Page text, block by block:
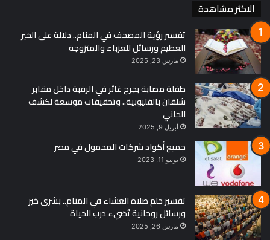
الاكثر مشاهدة
تفسير رؤية المصحف في المنام.. دلالة على الخير
العظيم ورسائل للعزباء والمتزوجة
مارس 23, 2025
طفلة مصابة بجرح غائر في الرقبة داخل مقابر
شلقان بالقليوبية.. وتحقيقات موسعة لكشف
الجاني
أبريل 9, 2025
جميع أكواد شركات المحمول في مصر
يونيو 11, 2023
تفسير حلم صلاة العشاء في المنام.. بشرى خير
ورسائل روحانية تُضيء درب الحياة
مارس 26, 2025